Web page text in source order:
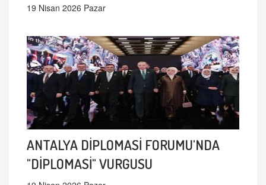
19 Nisan 2026 Pazar
ANTALYA DİPLOMASİ FORUMU'NDA
"DİPLOMASİ" VURGUSU